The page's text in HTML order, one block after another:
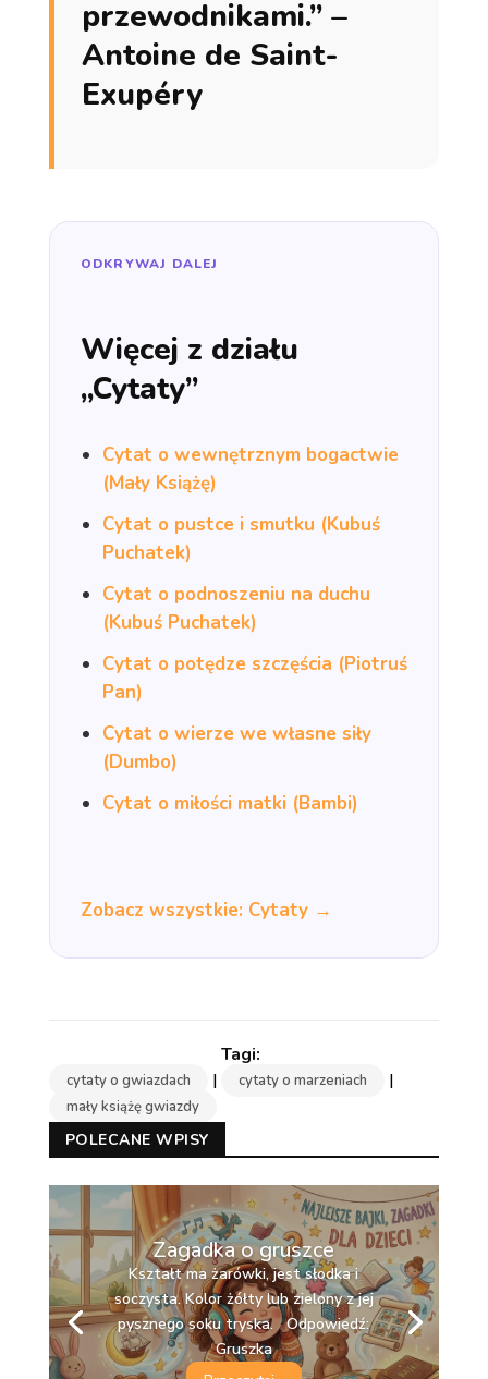
przewodnikami.” –
Antoine de Saint-
Exupéry
ODKRYWAJ DALEJ
Więcej z działu
„Cytaty”
Cytat o wewnętrznym bogactwie
(Mały Książę)
Cytat o pustce i smutku (Kubuś
Puchatek)
Cytat o podnoszeniu na duchu
(Kubuś Puchatek)
Cytat o potędze szczęścia (Piotruś
Pan)
Cytat o wierze we własne siły
(Dumbo)
Cytat o miłości matki (Bambi)
Zobacz wszystkie: Cytaty →
cytaty o gwiazdach | cytaty o marzeniach |
mały książę gwiazdy
POLECANE WPISY
Zagadka o gruszce
Kształt ma żarówki, jest słodka i
soczysta. Kolor żółty lub zielony z jej
pysznego soku tryska. Odpowiedź:
Gruszka